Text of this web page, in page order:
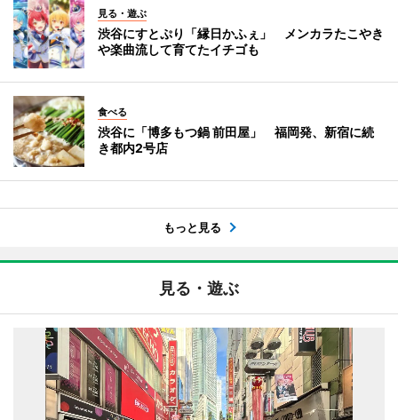
見る・遊ぶ
渋谷にすとぷり「縁日かふぇ」 メンカラたこやき
や楽曲流して育てたイチゴも
食べる
渋谷に「博多もつ鍋 前田屋」 福岡発、新宿に続
き都内2号店
もっと見る
見る・遊ぶ